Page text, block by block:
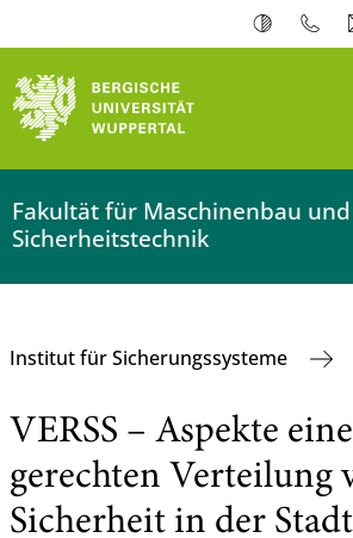
Fakultät für Maschinenbau und
Sicherheitstechnik
Institut für Sicherungssysteme
VERSS – Aspekte
gerechten Verteilung
Sicherheit in der Stadt